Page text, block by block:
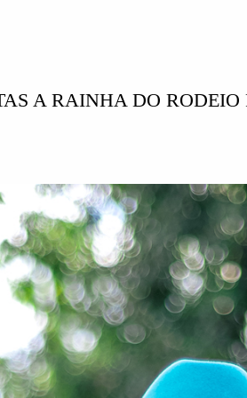
A RAINHA DO RODEIO